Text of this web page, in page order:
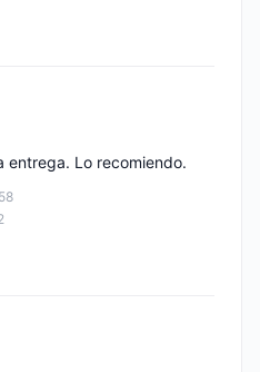
entrega. Lo recomiendo.